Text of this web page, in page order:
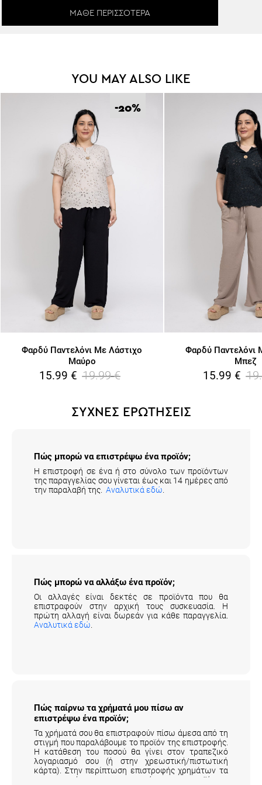
ΜΆΘΕ ΠΕΡΙΣΣΌΤΕΡΑ
YOU MAY ALSO LIKE
-20%
Φαρδύ Παντελόνι Με Λάστιχο
Μαύρο
15.99 € 19.99 €
Φαρδύ Παντελόνι
Μπεζ
15.99 €
ΣΥΧΝΕΣ ΕΡΩΤΗΣΕΙΣ
Πώς μπορώ να επιστρέψω ένα προϊόν;
Η επιστροφή σε ένα ή στο σύνολο των προϊόντων
της παραγγελίας σου γίνεται έως και 14 ημέρες από
την παραλαβή της. Αναλυτικά εδώ
Πώς μπορώ να αλλάξω ένα προϊόν;
Οι αλλαγές είναι δεκτές σε προϊόντα που θα
επιστραφούν στην αρχική τους συσκευασία. Η
πρώτη αλλαγή είναι δωρεάν για κάθε παραγγελία.
Αναλυτικά εδώ
Πώς παίρνω τα χρήματά μου πίσω αν
επιστρέψω ένα προϊόν;
Τα χρήματά σου θα επιστραφούν πίσω άμεσα από τη
στιγμή που παραλάβουμε το προϊόν της επιστροφής.
Η κατάθεση του ποσού θα γίνει στον τραπεζικό
λογαριασμό σου (ή στην χρεωστική/πιστωτική
κάρτα). Στην περίπτωση επιστροφής χρημάτων τα
μεταφορικά της επιστροφής του προϊόντος